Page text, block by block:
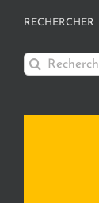
RECHERCHER